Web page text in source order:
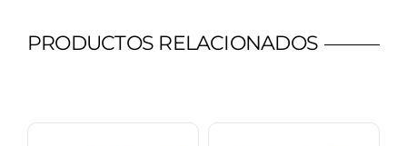
PRODUCTOS RELACIONADOS